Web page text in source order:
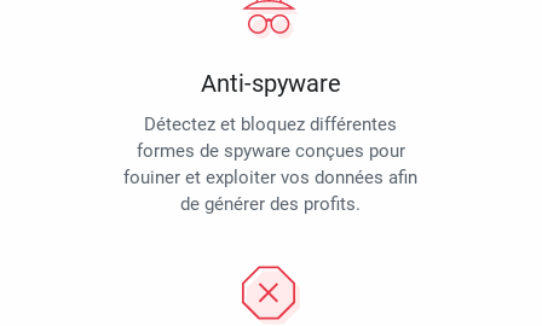
Anti-spyware
Détectez et bloquez différentes
formes de spyware conçues pour
fouiner et exploiter vos données afin
de générer des profits.